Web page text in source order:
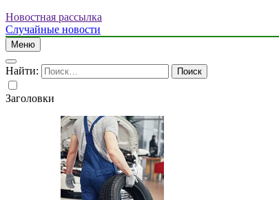
Новостная рассылка
Случайные новости
Меню
Найти:
Заголовки